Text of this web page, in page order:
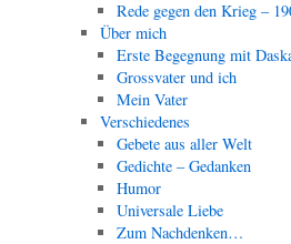
Rede gegen den Krieg –
Über mich
Erste Begegnung mit
Grossvater und ich
Mein Vater
Verschiedenes
Gebete aus aller Welt
Gedichte – Gedanken
Humor
Universale Liebe
Zum Nachdenken…